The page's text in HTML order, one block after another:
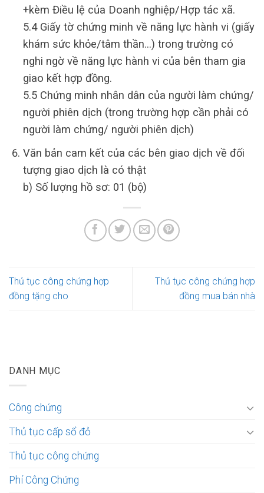
+kèm Điều lệ của Doanh nghiệp/Hợp tác xã.
5.4 Giấy tờ chứng minh về năng lực hành vi (giấy
khám sức khỏe/tâm thần…) trong trường có
nghi ngờ về năng lực hành vi của bên tham gia
giao kết hợp đồng.
5.5 Chứng minh nhân dân của người làm chứng/
người phiên dịch (trong trường hợp cần phải có
người làm chứng/ người phiên dịch)
Văn bản cam kết của các bên giao dịch về đối
tượng giao dịch là có thật
b) Số lượng hồ sơ: 01 (bộ)
Thủ tục công chứng hợp
đồng tặng cho
Thủ tục công chứng hợp
đồng mua bán nhà
DANH MỤC
Công chứng
Thủ tục cấp sổ đỏ
Thủ tục công chứng
Phí Công Chứng